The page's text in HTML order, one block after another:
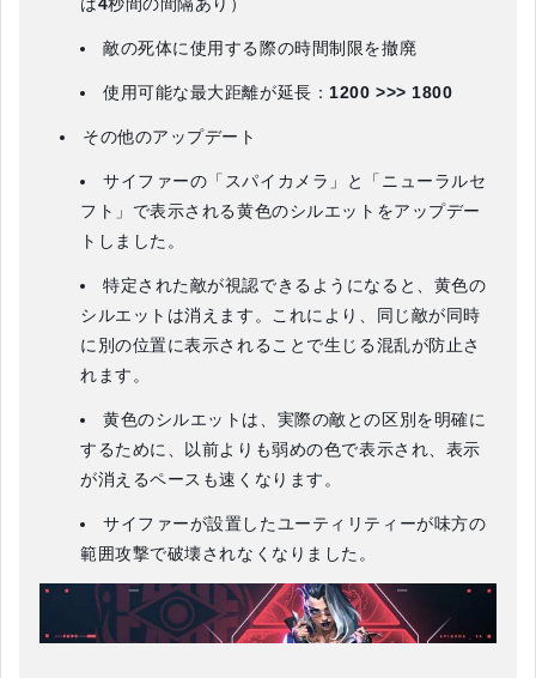
は4秒間の間隔あり）
敵の死体に使用する際の時間制限を撤廃
使用可能な最大距離が延長：1200 >>> 1800
その他のアップデート
サイファーの「スパイカメラ」と「ニューラルセ
フト」で表示される黄色のシルエットをアップデー
トしました。
特定された敵が視認できるようになると、黄色の
シルエットは消えます。これにより、同じ敵が同時
に別の位置に表示されることで生じる混乱が防止さ
れます。
黄色のシルエットは、実際の敵との区別を明確に
するために、以前よりも弱めの色で表示され、表示
が消えるペースも速くなります。
サイファーが設置したユーティリティーが味方の
範囲攻撃で破壊されなくなりました。